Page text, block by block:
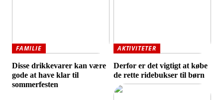
FAMILIE
Disse drikkevarer kan være
gode at have klar til
sommerfesten
AKTIVITETER
Derfor er det vigtigt at købe
de rette ridebukser til børn